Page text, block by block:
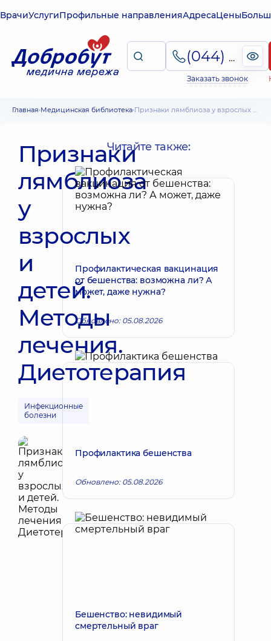
ВрачиУслугиПрофильные направленияАдресаЦены
(044) 495-2-888
Заказать звонок
Главная Медицинская библиотека Признаки лямблиоза у взрослых и детей. Методы лечения. Диетотерапия
Признаки
лямблиоза
у
взрослых
и
детей.
Методы
лечения.
Диетотерапия
Инфекционные
болезни
Читайте также:
Профилактическая вакцинация
от бешенства: возможна ли? А
может, даже нужна?
Обновлено: 05.08.2026
Профилактика бешенства
Обновлено: 05.08.2026
Бешенство: невидимый
смертельный враг